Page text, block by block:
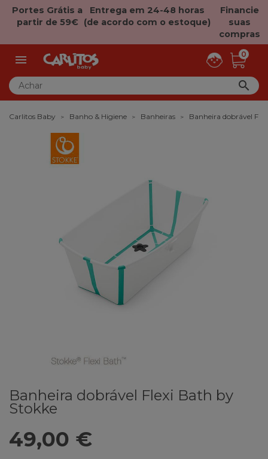
Portes Grátis a
partir de 59€
Entrega em 24-48 horas
(de acordo com o estoque)
Financie
suas
compras
 0

Carlitos Baby Banho & Higiene Banheiras Banheira dobrável
Banheira dobrável Flexi Bath by
Stokke
49,00 €